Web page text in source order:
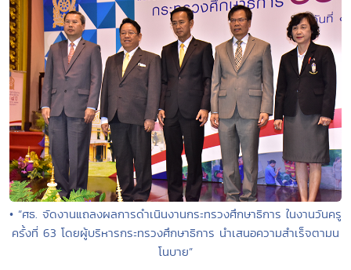
• “ศธ. จัดงานแถลงผลการดำเนินงานกระทรวงศึกษาธิการ ในงานวันครู
ครั้งที่ 63 โดยผู้บริหารกระทรวงศึกษาธิการ นำเสนอความสำเร็จตามน
โนบาย”